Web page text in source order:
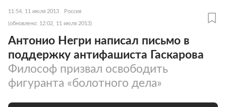
11:54, 11 июля 2013 Россия
(обновлено: 12:02, 11 июля 2013)
Антонио Негри написал письмо в
поддержку антифашиста Гаскарова
Философ призвал освободить
фигуранта «болотного дела»